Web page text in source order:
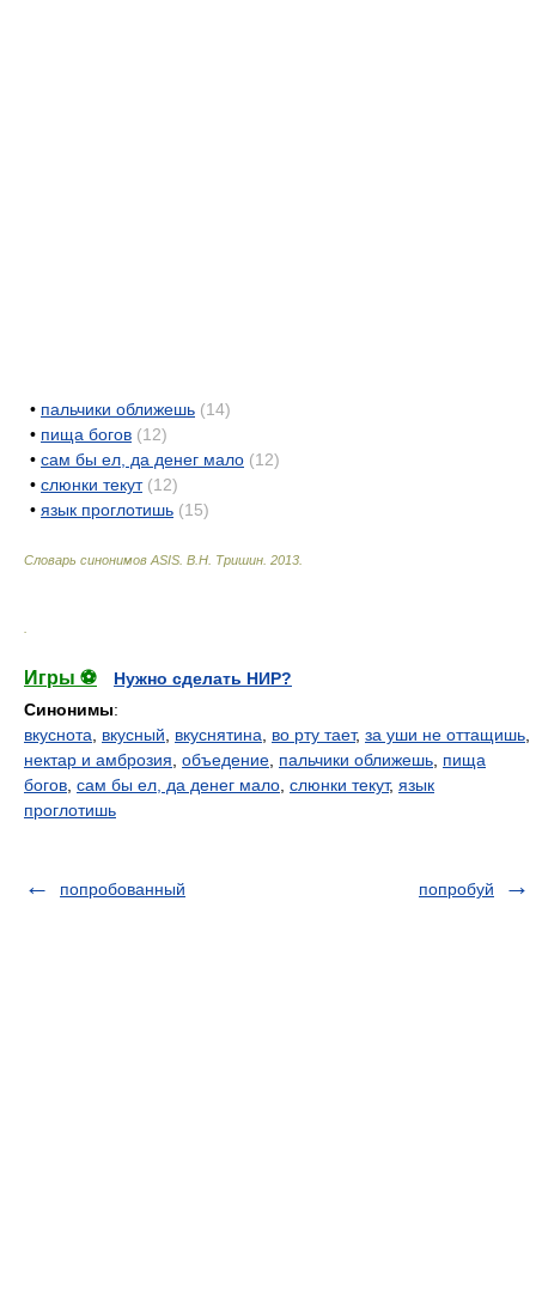
• пальчики оближешь (14)
• пища богов (12)
• сам бы ел, да денег мало (12)
• слюнки текут (12)
• язык проглотишь (15)
Словарь синонимов ASIS. В.Н. Тришин 2013
Игры ⚽
Нужно сделать НИР?
Синонимы:
вкуснота
вкусный вкуснятина во рту тает, за уши не оттащишь
нектар и амброзия объедение пальчики оближешь пища
богов сам бы ел, да денег мало слюнки текут, язык
проглотишь
попробованный попробуй